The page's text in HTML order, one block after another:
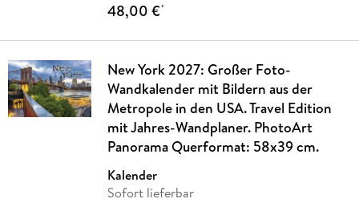
48,00 €*
New York 2027: Großer Foto-
Wandkalender mit Bildern aus der
Metropole in den USA. Travel Edition
mit Jahres-Wandplaner. PhotoArt
Panorama Querformat: 58x39 cm.
Kalender
Sofort lieferbar